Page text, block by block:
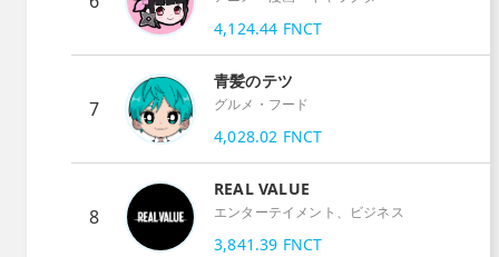
4,124.44 FNCT
7
青髪のテツ
グルメ・フード
4,028.02 FNCT
8
REAL VALUE
エンターテイメント、ビジネス
3,841.39 FNCT